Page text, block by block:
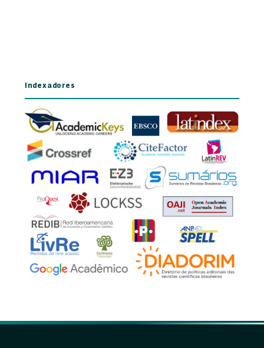
Indexadores